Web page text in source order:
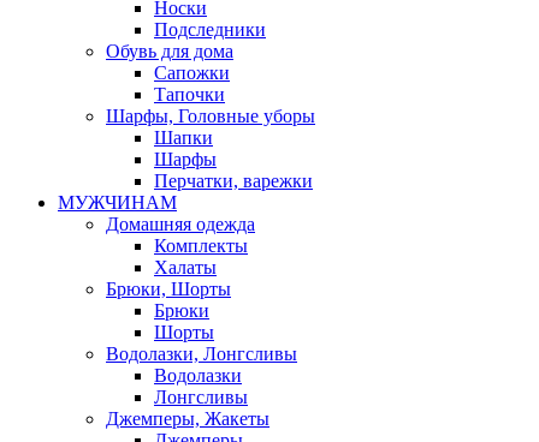
Носки
Подследники
Обувь для дома
Сапожки
Тапочки
Шарфы, Головные уборы
Шапки
Шарфы
Перчатки, варежки
МУЖЧИНАМ
Домашняя одежда
Комплекты
Халаты
Брюки, Шорты
Брюки
Шорты
Водолазки, Лонгсливы
Водолазки
Лонгсливы
Джемперы, Жакеты